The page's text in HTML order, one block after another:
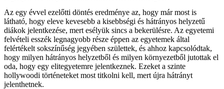
Az egy évvel ezelőtti döntés eredménye az, hogy már most is
látható, hogy eleve kevesebb a kisebbségi és hátrányos helyzetű
diákok jelentkezése, mert esélyük sincs a bekerülésre. Az egyetemi
felvételi esszék legnagyobb része éppen az egyetemek által
felértékelt sokszínűség jegyében születtek, és ahhoz kapcsolódtak,
hogy milyen hátrányos helyzetből és milyen környezetből jutottak el
oda, hogy egy elitegyetemre jelentkeznek. Ezeket a szinte
hollywoodi történeteket most titkolni kell, mert újra hátrányt
jelenthetnek.